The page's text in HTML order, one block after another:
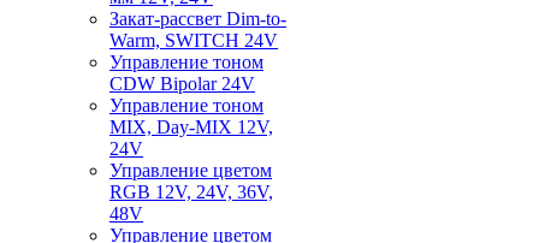
Закат-рассвет Dim-to-
Warm, SWITCH 24V
Управление тоном
CDW Bipolar 24V
Управление тоном
MIX, Day-MIX 12V,
24V
Управление цветом
RGB 12V, 24V, 36V,
48V
Управление цветом